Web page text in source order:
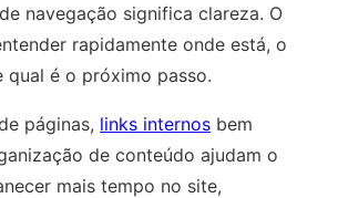
navegação significa clareza. O
rapidamente onde está, o
qual é o próximo passo.
páginas, links internos bem
de conteúdo ajudam o
mais tempo no site,